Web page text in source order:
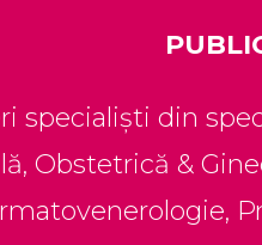
specialiști din
Obstetrică &